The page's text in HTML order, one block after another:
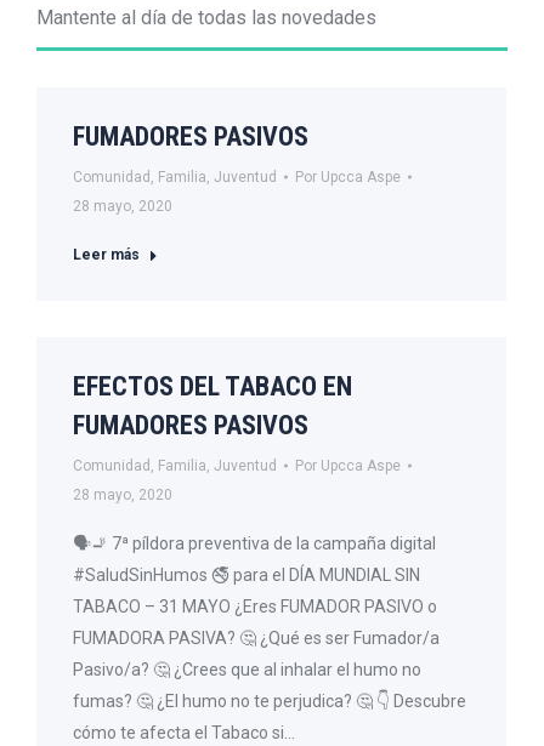
Mantente al día de todas las novedades
FUMADORES PASIVOS
Comunidad , Familia, Juventud Por Upcca Aspe
28 mayo, 2020
Leer más
EFECTOS DEL TABACO EN
FUMADORES PASIVOS
Comunidad , Familia, Juventud Por Upcca Aspe
28 mayo, 2020
🗣🚬 7ª píldora preventiva de la campaña digital
#SaludSinHumos 🚭 para el DÍA MUNDIAL SIN
TABACO – 31 MAYO ¿Eres FUMADOR PASIVO o
FUMADORA PASIVA? 🤔 ¿Qué es ser Fumador/a
Pasivo/a? 🤔 ¿Crees que al inhalar el humo no
fumas? 🤔 ¿El humo no te perjudica? 🤔 👇 Descubre
cómo te afecta el Tabaco si…